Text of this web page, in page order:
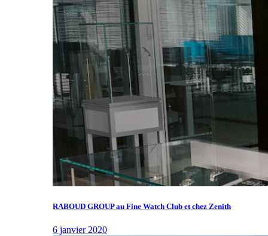
RABOUD GROUP au Fine Watch Club et chez Zenith
6 janvier 2020